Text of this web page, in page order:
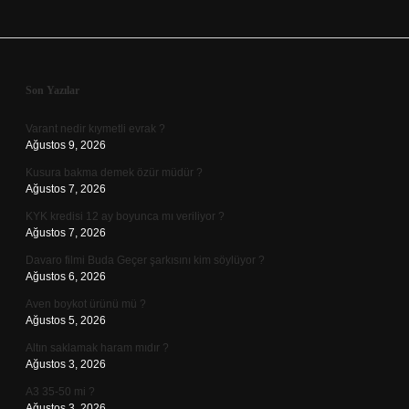
Sidebar
Son Yazılar
Varant nedir kıymetli evrak ?
Ağustos 9, 2026
Kusura bakma demek özür müdür ?
Ağustos 7, 2026
KYK kredisi 12 ay boyunca mı veriliyor ?
Ağustos 7, 2026
Davaro filmi Buda Geçer şarkısını kim söylüyor ?
Ağustos 6, 2026
Aven boykot ürünü mü ?
Ağustos 5, 2026
Altın saklamak haram mıdır ?
Ağustos 3, 2026
A3 35-50 mi ?